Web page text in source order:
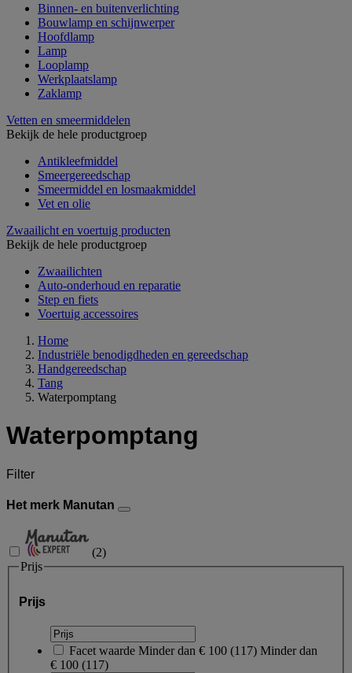
Binnen- en buitenverlichting
Bouwlamp en schijnwerper
Hoofdlamp
Lamp
Looplamp
Werkplaatslamp
Zaklamp
Vetten en smeermiddelen
Bekijk de hele productgroep
Antikleefmiddel
Smeergereedschap
Smeermiddel en losmaakmiddel
Vet en olie
Zwaailicht en voertuig producten
Bekijk de hele productgroep
Zwaailichten
Auto-onderhoud en reparatie
Step en fiets
Voertuig accessoires
Home
Industriële benodigdheden en gereedschap
Handgereedschap
Tang
Waterpomptang
Waterpomptang
Filter
Het merk Manutan
(2)
Prijs
Prijs
Facet waarde Minder dan € 100 (117) Minder dan
€ 100 (117)